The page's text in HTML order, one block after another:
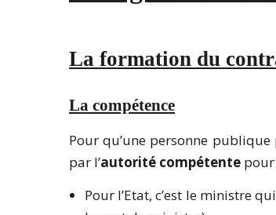
La formation du
La compétence
Pour qu’une personne
par l’autorité compétente pour
Pour l’Etat, c’est le ministre